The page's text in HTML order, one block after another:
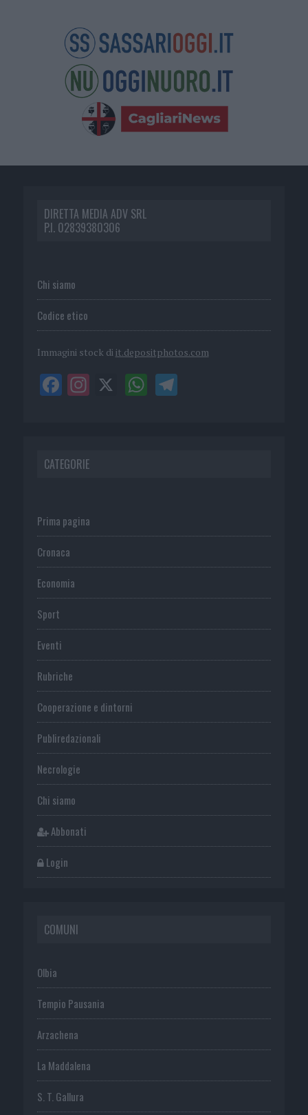
DIRETTA MEDIA ADV SRL
P.I. 02839380306
Chi siamo
Codice etico
Immagini stock di it.depositphotos.com
CATEGORIE
Prima pagina
Cronaca
Economia
Sport
Eventi
Rubriche
Cooperazione e dintorni
Publiredazionali
Necrologie
Chi siamo
Abbonati
Login
COMUNI
Olbia
Tempio Pausania
Arzachena
La Maddalena
S. T. Gallura